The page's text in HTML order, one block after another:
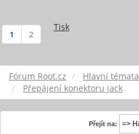
Tisk
1 2
Fórum Root.cz Hlavní témata
Přepájení konektoru jack
Přejít na: